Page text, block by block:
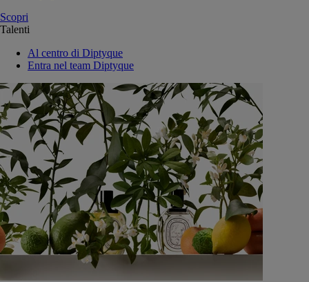
Scopri
Talenti
Al centro di Diptyque
Entra nel team Diptyque